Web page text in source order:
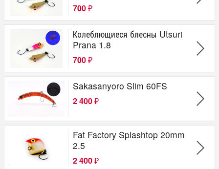
700 ₽
Колеблющиеся блесны Utsuri
Prana 1.8
700 ₽
Sakasanyoro Slim 60FS
2 400 ₽
Fat Factory Splashtop 20mm
2.5
2 400 ₽